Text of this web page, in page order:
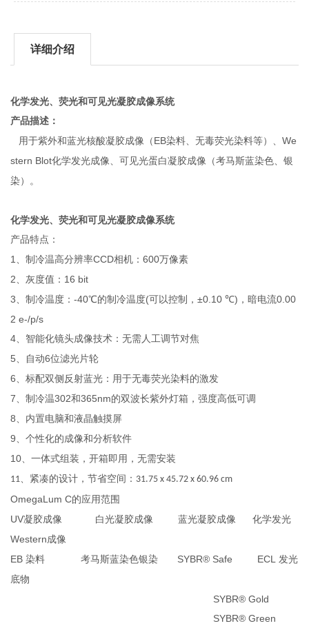
详细介绍
化学发光、荧光和可见光凝胶成像系统
产品描述：
用于紫外和蓝光核酸凝胶成像（ EB染料、无毒荧光染料等）、We
stern Blot化学发光成像、可见光蛋白凝胶成像（考马斯蓝染色、银
染）。
化学发光、荧光和可见光凝胶成像系统
产品特点：
1 、制冷温高分辨率CCD相机：600万像素
2 、灰度值： 16 bit
3 、制冷温度：-40℃的制冷温度(可以控制，±0.10℃) ，暗电流0.00
2 e-/p/s
4 、智能化镜头成像技术：无需人工调节对焦
5 、自动6位滤光片轮
6 、标配双侧反射蓝光：用于无毒荧光染料的激发
7 、制冷温302和365nm的双波长紫外灯箱，强度高低可调
8 、内置电脑和液晶触摸屏
9 、个性化的成像和分析软件
10 、一体式组装，开箱即用，无需安装
11 、紧凑的设计，节省空间： 31.75 x 45.72 x 60.96 cm
OmegaLum C的应用范围
UV凝胶成像 白光凝胶成像 蓝光凝胶成像 化学发光
Western成像
EB染料 考马斯蓝染色银染 SYBR® Safe ECL 发光
底物
SYBR® Gold
SYBR® Green